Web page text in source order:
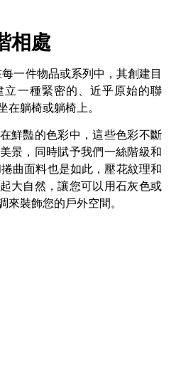
相處
一件物品或系列中，其創建目
立一種緊密的、近乎原始的聯
在躺椅或躺椅上。
鮮豔的色彩中，這些色彩不斷
景，同時賦予我們一絲階級和
曲面料也是如此，壓花紋理和
大自然，讓您可以用石灰色或
來裝飾您的戶外空間。